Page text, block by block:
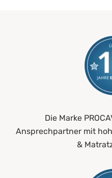
Die Marke
Ansprechpartner mit
&